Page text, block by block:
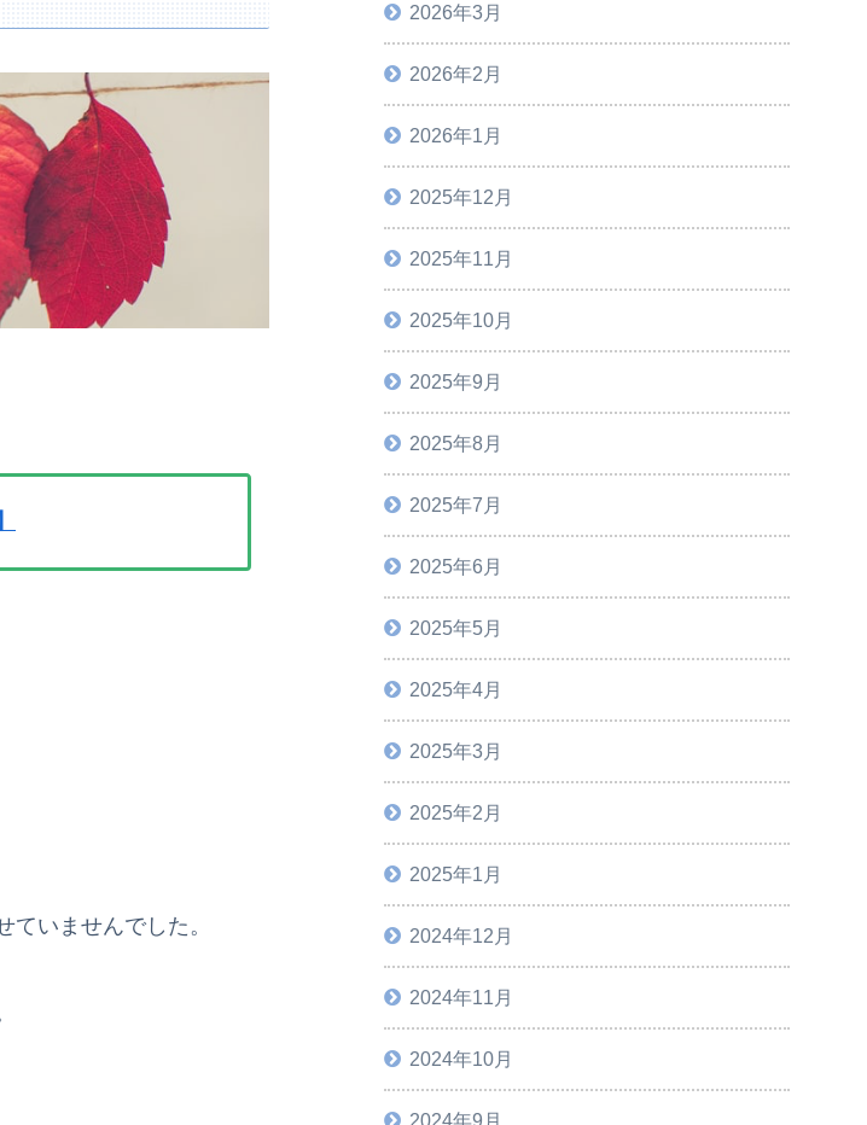
ていませんでした。
2026年3月
2026年2月
2026年1月
2025年12月
2025年11月
2025年10月
2025年9月
2025年8月
2025年7月
2025年6月
2025年5月
2025年4月
2025年3月
2025年2月
2025年1月
2024年12月
2024年11月
2024年10月
2024年9月